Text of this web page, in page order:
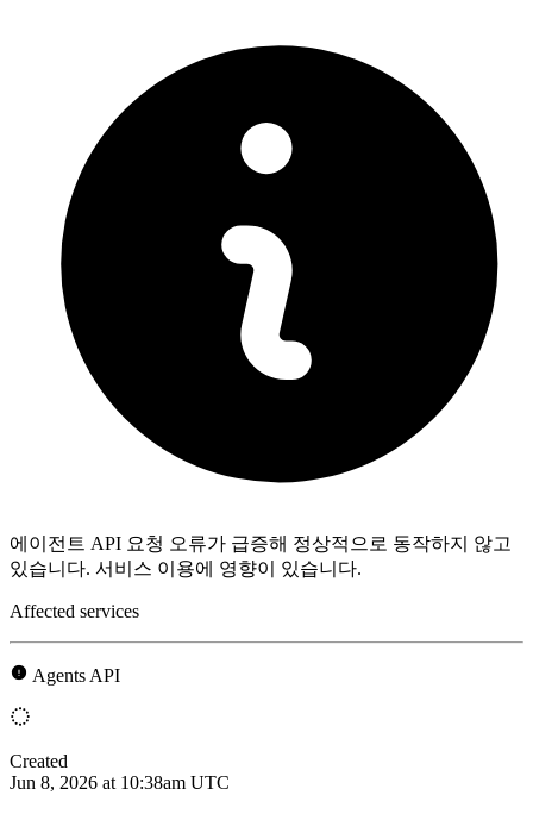
에이전트 API 요청 오류가 급증해 정상적으로 동작하지 않고
있습니다. 서비스 이용에 영향이 있습니다.
Affected services
Agents API
Created
Jun 8, 2026 at 10:38am UTC